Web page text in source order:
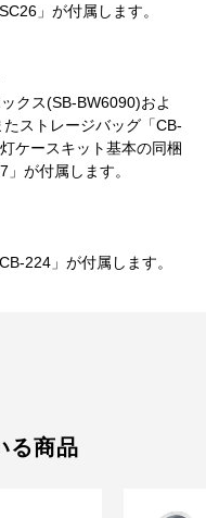
」が付属します。
クス(SB-BW6090)およ
ストレージバッグ「CB-
ケースキット基本の同梱
が付属します。
224」が付属します。
る商品